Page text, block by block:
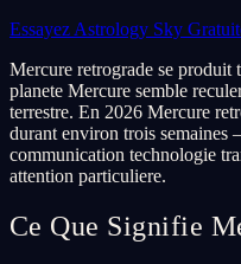
Essayez Astrology Sky
Mercure retrograde se produit
planete Mercure semble
terrestre. En 2026 Mercure
durant environ trois semaines
communication technologie
attention particuliere.
Ce Que Signifie